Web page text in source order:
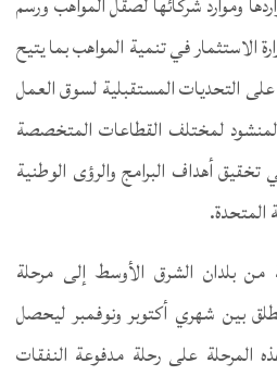
الاستثمار في تنمية المواهب بما يتيح
على التحديات المستقبلية لسوق العمل
لمختلف القطاعات المتخصصة
أهداف البرامج والرؤى الوطنية
المتحدة.
من بلدان الشرق الأوسط إلى مرحلة
بين شهري أكتوبر ونوفمبر ليحصل
المرحلة على رحلة مدفوعة النفقات